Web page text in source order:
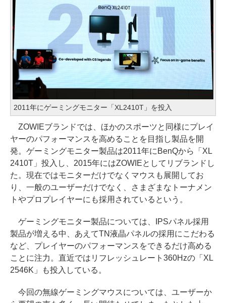
2011年にゲーミングモニター「XL2410T」を投入
ZOWIEブランドでは、ほかのスポーツと同様にプレイ
ヤーのパフォーマンスを高めることを目指し製品を開
発。ゲーミングモニター製品は2011年にBenQから「XL
2410T」投入し、2015年にはZOWIEとしてリブランドし
た。現在ではモニターだけでなくマウスも展開してお
り、一般のユーザーだけでなく、さまざまなトーナメン
トやプロプレイヤーにも採用されているという。
ゲーミングモニター製品については、IPSパネル採用
製品が増える中、あえてTN液晶パネルの採用にこだわる
など、プレイヤーのパフォーマンスをできるだけ高める
ことに注力。直近ではリフレッシュレート360Hzの「XL
2546K」も投入している。
今回の無線ゲーミングマウスについては、ユーザーか